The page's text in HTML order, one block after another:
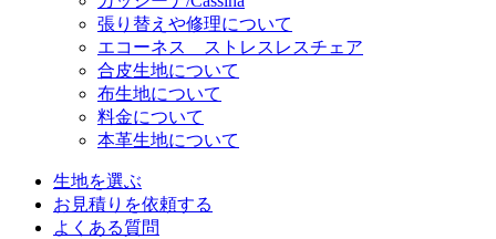
張り替えや修理について
エコーネス ストレスレスチェア
合皮生地について
布生地について
料金について
本革生地について
生地を選ぶ
お見積りを依頼する
よくある質問